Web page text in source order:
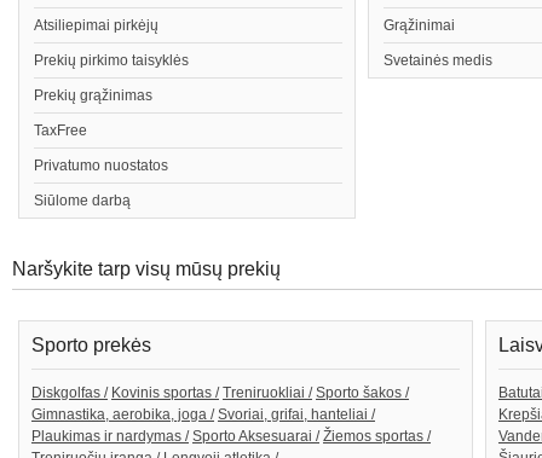
Atsiliepimai pirkėjų
Prekių pirkimo taisyklės
Prekių grąžinimas
TaxFree
Privatumo nuostatos
Siūlome darbą
Grąžinimai
Svetainės medis
Naršykite tarp visų mūsų prekių
Sporto prekės
Diskgolfas / Kovinis sportas / Treniruokliai / Sporto šakos /
Gimnastika, aerobika, joga / Svoriai, grifai, hanteliai /
Plaukimas ir nardymas / Sporto Aksesuarai / Žiemos sportas /